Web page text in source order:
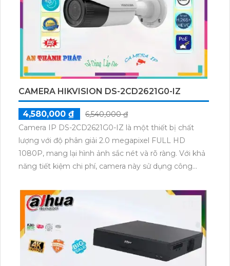
CAMERA HIKVISION DS-2CD2621G0-IZ
4,580,000 ₫
6,540,000 ₫
Camera IP DS-2CD2621G0-IZ là một thiết bị chất
lượng với độ phân giải 2.0 megapixel FULL HD
1080P, mang lại hình ảnh sắc nét và rõ ràng. Với khả
năng tiết kiệm chi phí, camera này sử dụng công
ban đêm và có khả năng giám sát tới khoảng cách
30m. Thiết kế Dome Kim Loại cung cấp sự bền bỉ và
năng tích hợp với nhiều hệ thống khác nhau và thu
âm đáng quan tâm.